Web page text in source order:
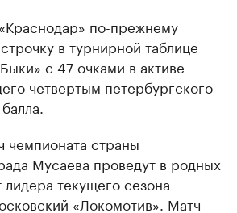
по-прежнему
в турнирной таблице
с 47 очками в активе
четвертым петербургского
страны
Мусаева проведут в родных
текущего сезона
«Локомотив». Матч